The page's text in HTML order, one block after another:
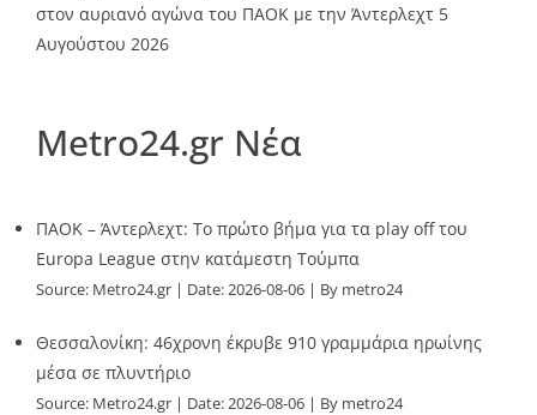
στον αυριανό αγώνα του ΠΑΟΚ με την Άντερλεχτ 5
Αυγούστου 2026
Metro24.gr Νέα
ΠΑΟΚ – Άντερλεχτ: Το πρώτο βήμα για τα play off του
Europa League στην κατάμεστη Τούμπα
Source: Metro24.gr Date: 2026-08-06 By metro24
Θεσσαλονίκη: 46χρονη έκρυβε 910 γραμμάρια ηρωίνης
μέσα σε πλυντήριο
Source: Metro24.gr Date: 2026-08-06 By metro24